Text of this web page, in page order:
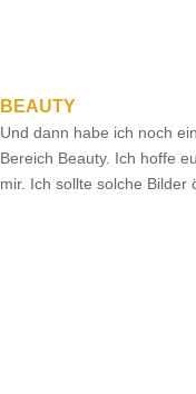
BEAUTY
Und dann habe ich noch
Bereich Beauty. Ich hoffe
mir. Ich sollte solche Bilder